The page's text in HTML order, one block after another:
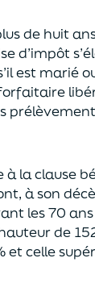
de huit
d’impôt
est marié
à la clause
à son
les 70
de
et celle